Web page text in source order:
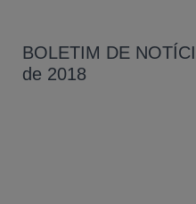
BOLETIM DE
de 2018